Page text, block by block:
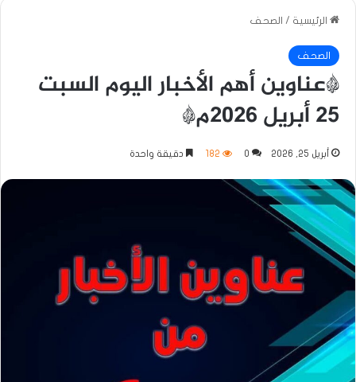
الرئيسية / الصحف
الصحف
*عناوين أهم الأخبار اليوم السبت
٢٥ أبريل ٢٠٢٦م*
أبريل 25, 2026 0
182 دقيقة واحدة